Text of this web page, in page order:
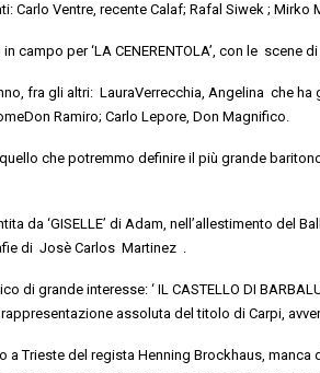
Carlo Ventre, recente Calaf; Rafal Siwek ; Mirko
in campo per‘LA CENERENTOLA’, con le scene di
fra glialtri: LauraVerrecchia, Angelina che ha
Don Ramiro; Carlo Lepore, Don Magnifico.
che potremmo definire il più grande
da ‘GISELLE’ di Adam, nell’allestimento del
di Josè Carlos Martinez .
di grande interesse: ‘ IL CASTELLO DI
assoluta del titolo di Carpi,
a Trieste del registaHenning Brockhaus, manca